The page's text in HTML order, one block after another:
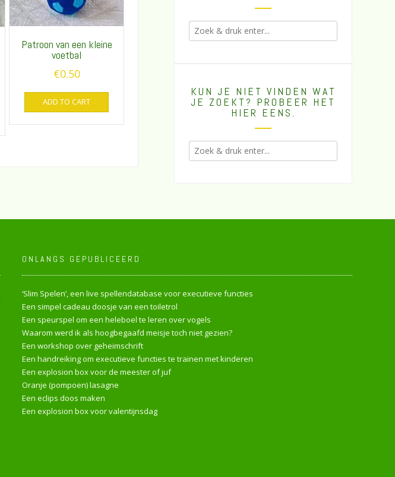
Patroon van een kleine
voetbal
€0.50
ADD TO CART
KUN JE NIET VINDEN WAT
JE ZOEKT? PROBEER HET
HIER EENS.
ONLANGS GEPUBLICEERD
‘Slim Spelen’, een live spellendatabase voor executieve functies
Een simpel cadeau doosje van een toiletrol
Een speurspel om een heleboel te leren over vogels
Waarom werd ik als hoogbegaafd meisje toch niet gezien?
Een workshop over geheimschrift
Een handreiking om executieve functies te trainen met kinderen
Een explosion box voor de meester of juf
Oranje (pompoen) lasagne
Een eclips doos maken
Een explosion box voor valentijnsdag